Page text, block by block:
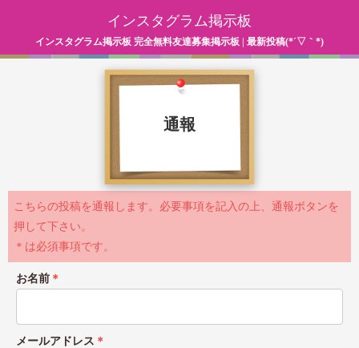
インスタグラム掲示板
インスタグラム掲示板 完全無料友達募集掲示板 | 最新投稿(*´▽｀*)
通報
こちらの投稿を通報します。必要事項を記入の上、通報ボタンを
押して下さい。
＊は必須事項です。
お名前 ＊
メールアドレス ＊